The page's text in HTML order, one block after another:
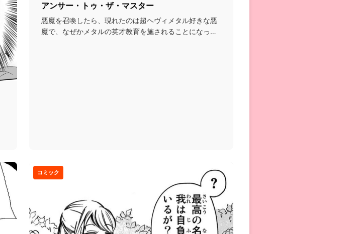
アンサー・トゥ・ザ・マスター
悪魔を召喚したら、現れたのは超ヘヴィメタル好きな悪
魔で、なぜかメタルの英才教育を施されることになって
コミック